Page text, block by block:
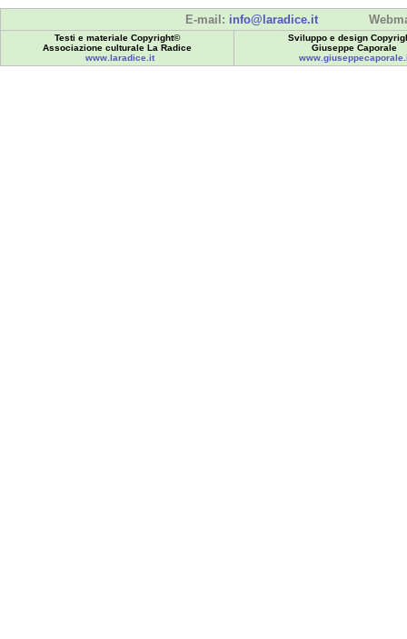
E-mail: info@laradice.it
Testi e materiale Copyright©
Associazione culturale La Radice
www.laradice.it
Sviluppo e design
Giuseppe Caporale